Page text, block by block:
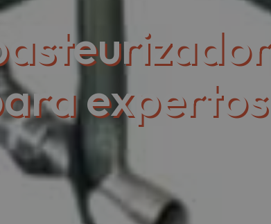
expertos